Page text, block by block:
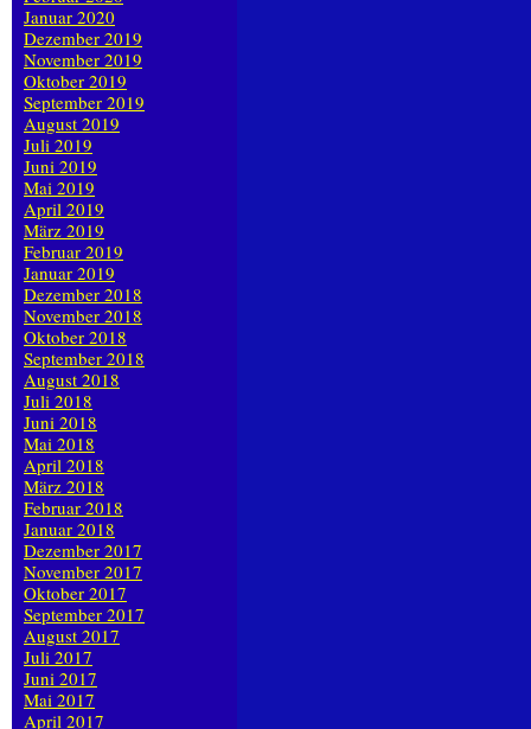
Januar 2020
Dezember 2019
November 2019
Oktober 2019
September 2019
August 2019
Juli 2019
Juni 2019
Mai 2019
April 2019
März 2019
Februar 2019
Januar 2019
Dezember 2018
November 2018
Oktober 2018
September 2018
August 2018
Juli 2018
Juni 2018
Mai 2018
April 2018
März 2018
Februar 2018
Januar 2018
Dezember 2017
November 2017
Oktober 2017
September 2017
August 2017
Juli 2017
Juni 2017
Mai 2017
April 2017